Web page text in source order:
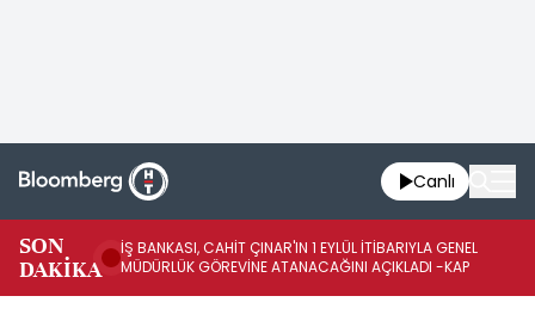
Canlı
SON
DAKİKA
İŞ BANKASI, CAHİT ÇINAR'IN 1 EYLÜL İTİBARIYLA GENEL
MÜDÜRLÜK GÖREVİNE ATANACAĞINI AÇIKLADI -KAP